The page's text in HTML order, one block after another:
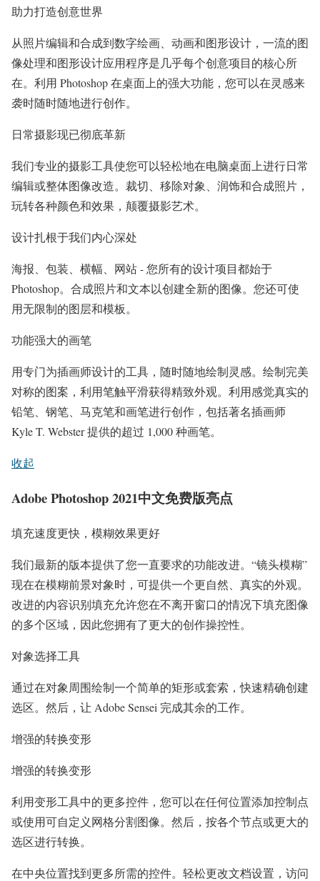
助力打造创意世界
从照片编辑和合成到数字绘画、动画和图形设计，一流的图
像处理和图形设计应用程序是几乎每个创意项目的核心所
在。利用 Photoshop 在桌面上的强大功能，您可以在灵感来
袭时随时随地进行创作。
日常摄影现已彻底革新
我们专业的摄影工具使您可以轻松地在电脑桌面上进行日常
编辑或整体图像改造。裁切、移除对象、润饰和合成照片，
玩转各种颜色和效果，颠覆摄影艺术。
设计扎根于我们内心深处
海报、包装、横幅、网站 - 您所有的设计项目都始于
Photoshop。合成照片和文本以创建全新的图像。您还可使
用无限制的图层和模板。
功能强大的画笔
用专门为插画师设计的工具，随时随地绘制灵感。绘制完美
对称的图案，利用笔触平滑获得精致外观。利用感觉真实的
铅笔、钢笔、马克笔和画笔进行创作，包括著名插画师
Kyle T. Webster 提供的超过 1,000 种画笔。
收起
Adobe Photoshop 2021中文免费版亮点
填充速度更快，模糊效果更好
我们最新的版本提供了您一直要求的功能改进。“镜头模糊”
现在在模糊前景对象时，可提供一个更自然、真实的外观。
改进的内容识别填充允许您在不离开窗口的情况下填充图像
的多个区域，因此您拥有了更大的创作操控性。
对象选择工具
通过在对象周围绘制一个简单的矩形或套索，快速精确创建
选区。然后，让 Adobe Sensei 完成其余的工作。
增强的转换变形
增强的转换变形
利用变形工具中的更多控件，您可以在任何位置添加控制点
或使用可自定义网格分割图像。然后，按各个节点或更大的
选区进行转换。
在中央位置找到更多所需的控件。轻松更改文档设置，访问